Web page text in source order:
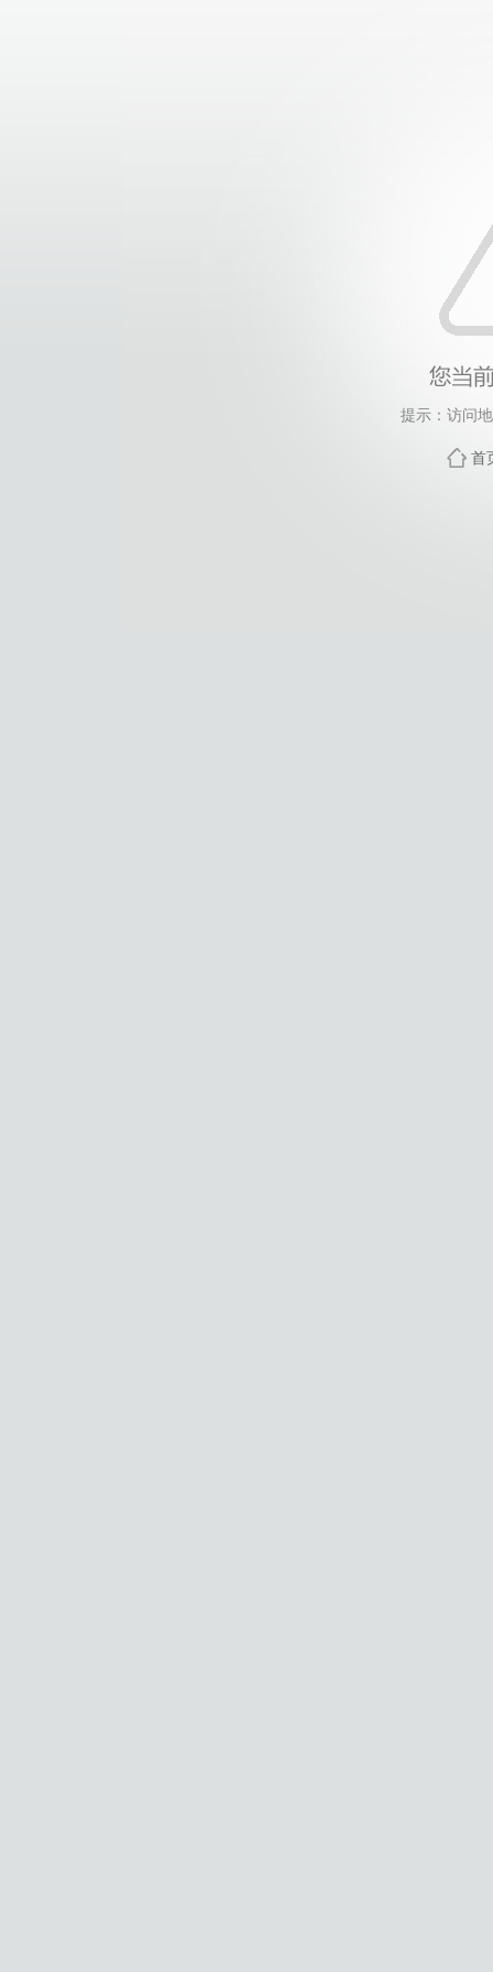
提示：访问
首